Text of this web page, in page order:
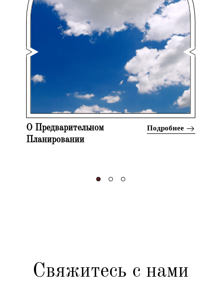
О Предварительном
Планировании
Подробнее
Свяжитесь с нами